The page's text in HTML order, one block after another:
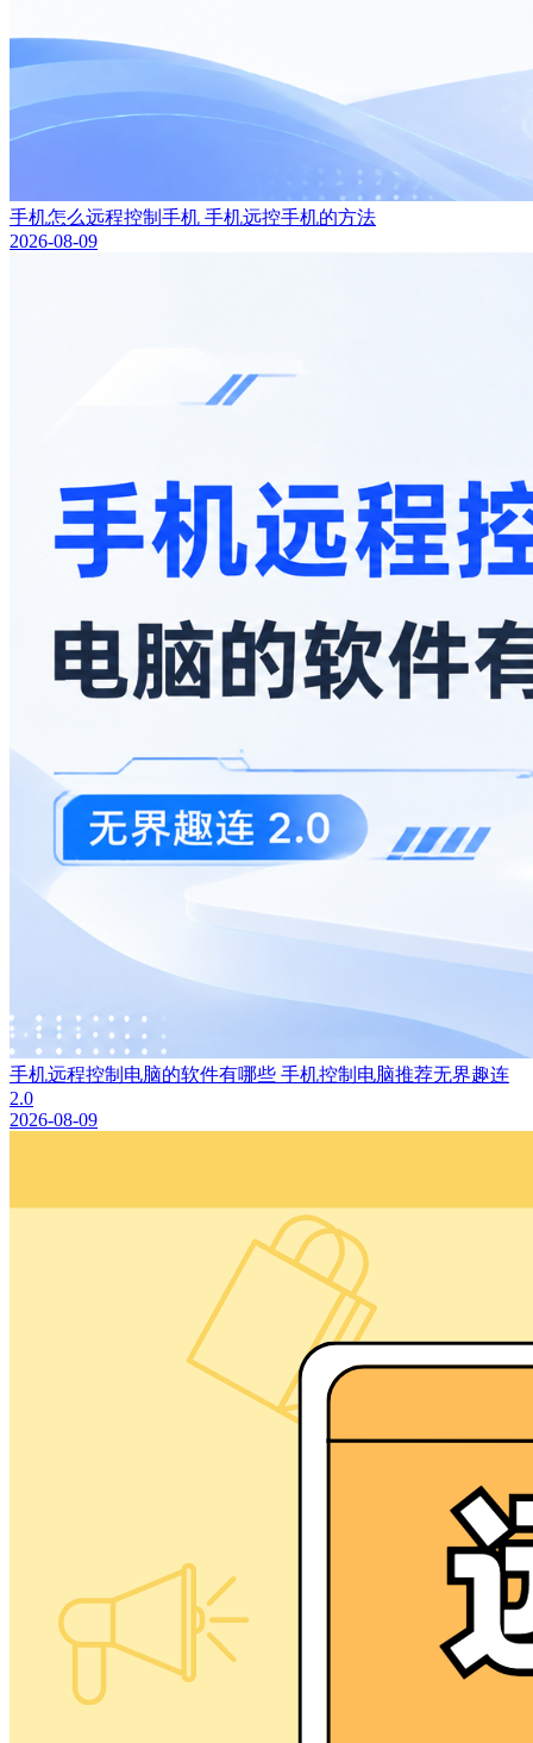
手机怎么远程控制手机 手机远控手机的方法
2026-08-09
手机远程控制电脑的软件有哪些 手机控制电脑推荐无界趣连
2.0
2026-08-09